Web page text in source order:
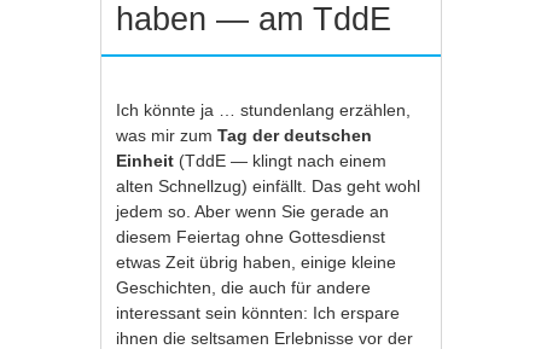
haben — am TddE
Ich könnte ja … stundenlang erzählen,
was mir zumTag der deutschen
Einheit (TddE — klingt nach einem
alten Schnellzug) einfällt. Das geht wohl
jedem so. Aber wenn Sie gerade an
diesem Feiertag ohne Gottesdienst
etwas Zeit übrig haben, einige kleine
Geschichten, die auch für andere
interessant sein könnten: Ich erspare
ihnen die seltsamen Erlebnisse vor der